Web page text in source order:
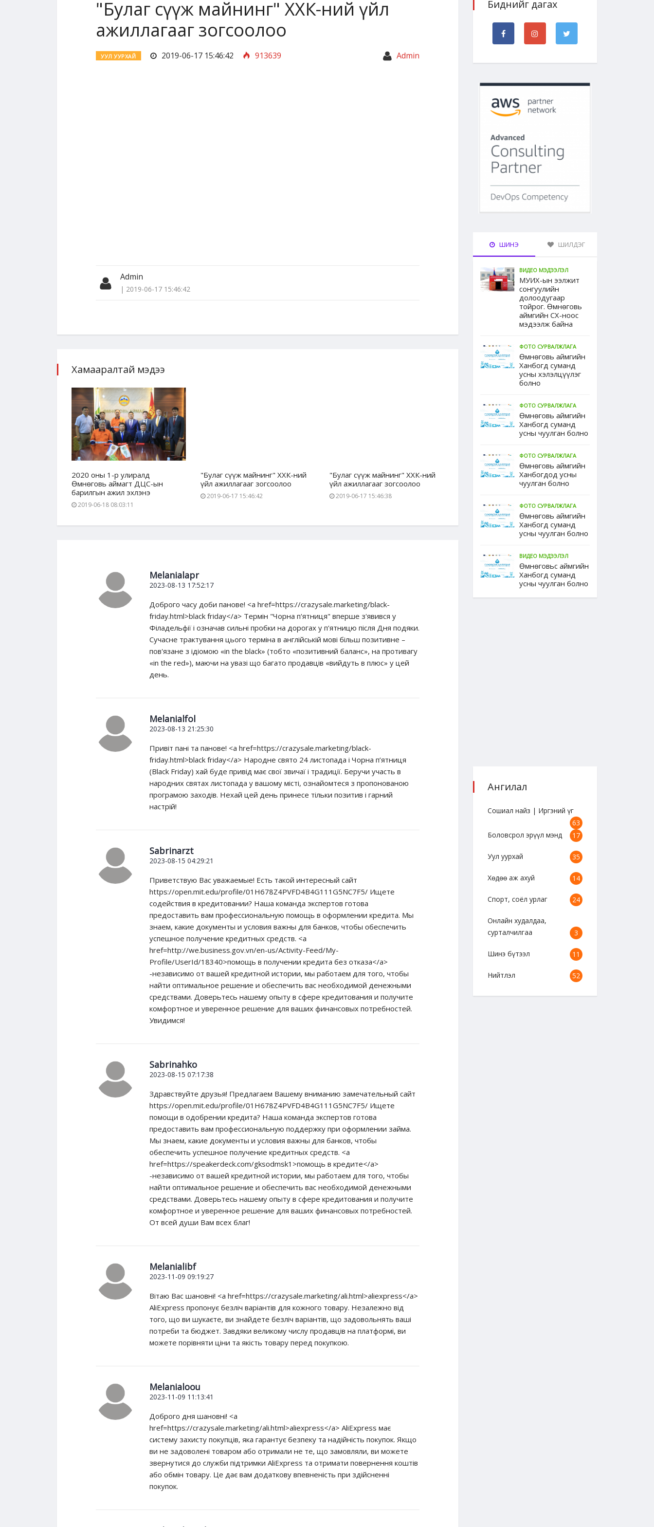
"Булаг сүүж майнинг" ХХК-ний үйл
ажиллагааг зогсоолоо
УУЛ УУРХАЙ 2019-06-17 15:46:42 913639 Admin
Admin
| 2019-06-17 15:46:42
Хамааралтай мэдээ
2020 оны 1-р улиралд
Өмнөговь аймагт ДЦС-ын
барилгын ажил эхлэнэ
2019-06-18 08:03:11
"Булаг сүүж майнинг" ХХК-ний
үйл ажиллагааг зогсоолоо
2019-06-17 15:46:42
"Булаг сүүж майнинг" ХХК-ний
үйл ажиллагааг зогсоолоо
2019-06-17 15:46:38
2020 оны 1-р улиралд
Өмнөговь аймагт ДЦС-ын
2019-06-18 08:03:11
Melanialapr
2023-08-13 17:52:17
Доброго часу доби панове! <a href=https://crazysale.marketing/black-
friday.html>black friday</a> Термін "Чорна п'ятниця" вперше з'явився у
Філадельфії і означав сильні пробки на дорогах у п'ятницю після Дня подяки.
Сучасне трактування цього терміна в англійській мові більш позитивне –
пов'язане з ідіомою «in the black» (тобто «позитивний баланс», на противагу
«in the red»), маючи на увазі що багато продавців «вийдуть в плюс» у цей
день.
Melanialfol
2023-08-13 21:25:30
Привіт пані та панове! <a href=https://crazysale.marketing/black-
friday.html>black friday</a> Народне свято 24 листопада і Чорна п’ятниця
(Black Friday) хай буде привід має свої звичаї і традиції. Беручи участь в
народних святах листопада у вашому місті, ознайомтеся з пропонованою
програмою заходів. Нехай цей день принесе тільки позитив і гарний
настрій!
Sabrinarzt
2023-08-15 04:29:21
Приветствую Вас уважаемые! Есть такой интересный сайт
https://open.mit.edu/profile/01H678Z4PVFD4B4G111G5NC7F5/ Ищете
содействия в кредитовании? Наша команда экспертов готова
предоставить вам профессиональную помощь в оформлении кредита. Мы
знаем, какие документы и условия важны для банков, чтобы обеспечить
успешное получение кредитных средств. <a
href=http://we.business.gov.vn/en-us/Activity-Feed/My-
Profile/UserId/18340>помощь в получении кредита без отказа</a>
-независимо от вашей кредитной истории, мы работаем для того, чтобы
найти оптимальное решение и обеспечить вас необходимой денежными
средствами. Доверьтесь нашему опыту в сфере кредитования и получите
комфортное и уверенное решение для ваших финансовых потребностей.
Увидимся!
Sabrinahko
2023-08-15 07:17:38
Здравствуйте друзья! Предлагаем Вашему вниманию замечательный сайт
https://open.mit.edu/profile/01H678Z4PVFD4B4G111G5NC7F5/ Ищете
помощи в одобрении кредита? Наша команда экспертов готова
предоставить вам профессиональную поддержку при оформлении займа.
Мы знаем, какие документы и условия важны для банков, чтобы
обеспечить успешное получение кредитных средств. <a
href=https://speakerdeck.com/gksodmsk1>помощь в кредите</a>
-независимо от вашей кредитной истории, мы работаем для того, чтобы
найти оптимальное решение и обеспечить вас необходимой денежными
средствами. Доверьтесь нашему опыту в сфере кредитования и получите
комфортное и уверенное решение для ваших финансовых потребностей.
От всей души Вам всех благ!
Melanialibf
2023-11-09 09:19:27
Вітаю Вас шановні! <a href=https://crazysale.marketing/ali.html>aliexpress</a>
AliExpress пропонує безліч варіантів для кожного товару. Незалежно від
того, що ви шукаєте, ви знайдете безліч варіантів, що задовольнять ваші
потреби та бюджет. Завдяки великому числу продавців на платформі, ви
можете порівняти ціни та якість товару перед покупкою.
Melanialoou
2023-11-09 11:13:41
Доброго дня шановні! <a
href=https://crazysale.marketing/ali.html>aliexpress</a> AliExpress має
систему захисту покупців, яка гарантує безпеку та надійність покупок. Якщо
ви не задоволені товаром або отримали не те, що замовляли, ви можете
звернутися до служби підтримки AliExpress та отримати повернення коштів
або обмін товару. Це дає вам додаткову впевненість при здійсненні
покупок.
Биднийг дагах
ШИНЭ ШИЛДЭГ
ВИДЕО МЭДЭЭЛЭЛ
МУИХ-ын ээлжит
сонгуулийн
долоодугаар
тойрог. Өмнөговь
аймгийн СХ-ноос
мэдээлж байна
ФОТО СУРВАЛЖЛАГА
Өмнөговь аймгийн
Ханбогд суманд
усны хэлэлцүүлэг
болно
ФОТО СУРВАЛЖЛАГА
Өмнөговь аймгийн
Ханбогд суманд
усны чуулган болно
ФОТО СУРВАЛЖЛАГА
Өмнөговь аймгийн
Ханбогдод усны
чуулган болно
ФОТО СУРВАЛЖЛАГА
Өмнөговь аймгийн
Ханбогд суманд
усны чуулган болно
ВИДЕО МЭДЭЭЛЭЛ
Өмнөговьс аймгийн
Ханбогд суманд
усны чуулган болно
Ангилал
Сошиал найз | Иргэний үг
63
Боловсрол эрүүл мэнд
17
Уул уурхай 35
Хөдөө аж ахуй 14
Спорт, соёл урлаг 24
Онлайн худалдаа,
сурталчилгаа
3
Шинэ бүтээл 11
Нийтлэл 52